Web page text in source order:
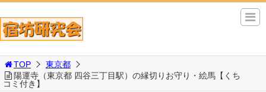
TOP
東京都
陽運寺（東京都 四谷三丁目駅）の縁切りお守り・絵馬【くち
コミ付き】